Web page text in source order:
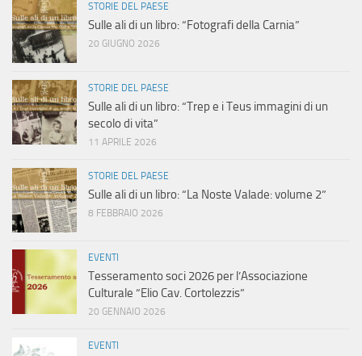
STORIE DEL PAESE
Sulle ali di un libro: “Fotografi della Carnia”
20 GIUGNO 2026
STORIE DEL PAESE
Sulle ali di un libro: “Trep e i Teus immagini di un
secolo di vita”
11 APRILE 2026
STORIE DEL PAESE
Sulle ali di un libro: “La Noste Valade: volume 2”
8 FEBBRAIO 2026
EVENTI
Tesseramento soci 2026 per l’Associazione
Culturale “Elio Cav. Cortolezzis”
20 GENNAIO 2026
EVENTI